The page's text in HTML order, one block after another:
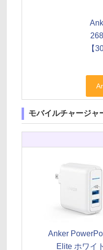
【
モバイルチャージャ
Anker
Elite ホワイト